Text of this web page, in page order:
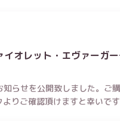
イオレット・エヴァー
知らせを公開致しました。ご
りご確認頂けますと幸いです